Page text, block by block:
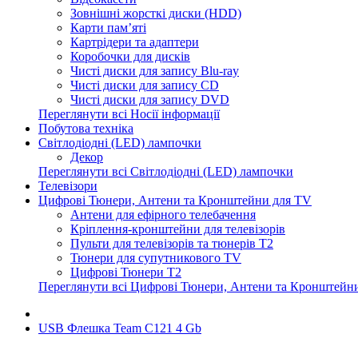
Зовнішні жорсткі диски (HDD)
Карти пам’яті
Картрідери та адаптери
Коробочки для дисків
Чисті диски для запису Blu-ray
Чисті диски для запису CD
Чисті диски для запису DVD
Переглянути всі Носії інформації
Побутова техніка
Світлодіодні (LED) лампочки
Декор
Переглянути всі Світлодіодні (LED) лампочки
Телевізори
Цифрові Тюнери, Антени та Кронштейни для TV
Антени для ефірного телебачення
Кріплення-кронштейни для телевізорів
Пульти для телевізорів та тюнерів T2
Тюнери для супутникового TV
Цифрові Тюнери T2
Переглянути всі Цифрові Тюнери, Антени та
USB Флешка Team C121 4 Gb